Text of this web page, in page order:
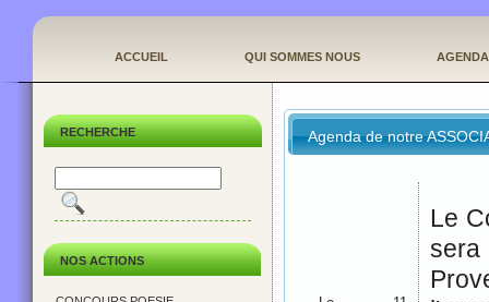
Agenda de notre
Le
sera
ACCUEIL QUI SOMMES NOUS AGENDA
RECHERCHE
NOS ACTIONS